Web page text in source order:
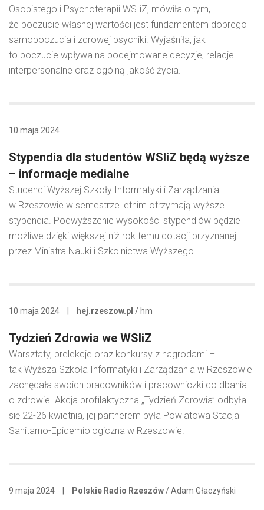
Osobistego i Psychoterapii WSIiZ, mówiła o tym,
że poczucie własnej wartości jest fundamentem dobrego
samopoczucia i zdrowej psychiki. Wyjaśniła, jak
to poczucie wpływa na podejmowane decyzje, relacje
interpersonalne oraz ogólną jakość życia.
10 maja 2024
Stypendia dla studentów WSIiZ będą wyższe
– informacje medialne
Studenci Wyższej Szkoły Informatyki i Zarządzania
w Rzeszowie w semestrze letnim otrzymają wyższe
stypendia. Podwyższenie wysokości stypendiów będzie
możliwe dzięki większej niż rok temu dotacji przyznanej
przez Ministra Nauki i Szkolnictwa Wyższego.
10 maja 2024 hej.rzeszow.pl / hm
Tydzień Zdrowia we WSIiZ
Warsztaty, prelekcje oraz konkursy z nagrodami –
tak Wyższa Szkoła Informatyki i Zarządzania w Rzeszowie
zachęcała swoich pracowników i pracowniczki do dbania
o zdrowie. Akcja profilaktyczna „Tydzień Zdrowia” odbyła
się 22-26 kwietnia, jej partnerem była Powiatowa Stacja
Sanitarno-Epidemiologiczna w Rzeszowie.
9 maja 2024 Polskie Radio Rzeszów / Adam Głaczyński